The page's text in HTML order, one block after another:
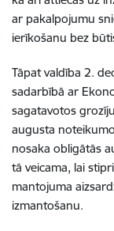
ar pakalpojumu
ierīkošanu bez
Tāpat valdība 2.
sadarbībā ar
sagatavotos
augusta
nosaka obligātās
tā veicama, lai
mantojuma
izmantošanu.